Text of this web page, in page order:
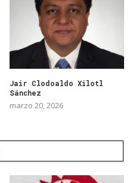
Jair Clodoaldo Xilotl
Sánchez
marzo 20, 2026